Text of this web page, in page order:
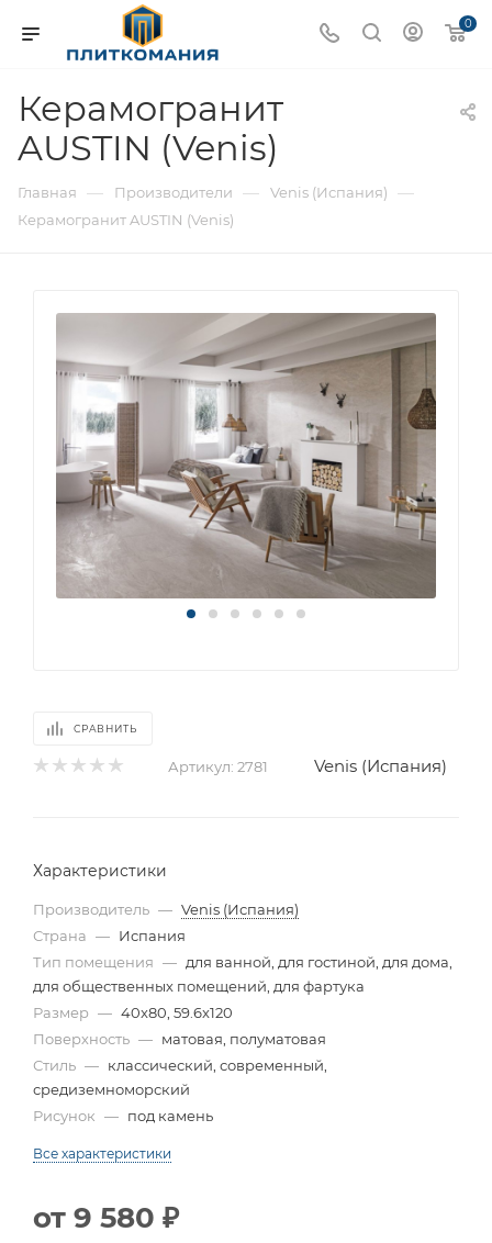
0
Керамогранит
AUSTIN (Venis)
Главная — Производители — Venis (Испания) —
Керамогранит AUSTIN (Venis)
СРАВНИТЬ
Артикул: 2781 Venis (Испания)
Характеристики
Производитель — Venis (Испания)
Страна — Испания
Тип помещения — для ванной, для гостиной, для дома,
для общественных помещений, для фартука
Размер — 40x80, 59.6x120
Поверхность — матовая, полуматовая
Стиль — классический, современный,
средиземноморский
Рисунок — под камень
Все характеристики
от 9 580 ₽